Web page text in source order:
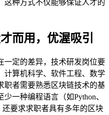
这种方式不仅能够保证人才的
而用，优渥吸引
一定的差异，技术研发岗位要
计算机科学、软件工程、数学
职者需要熟悉区块链技术的基
一种编程语言（如Python、
还要求求职者具有多年的区块